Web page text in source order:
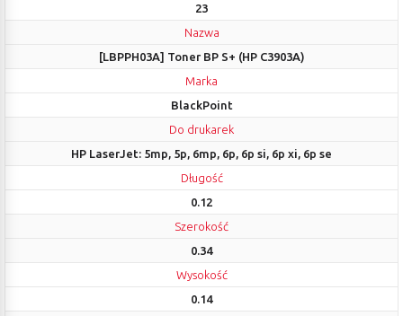
23
Nazwa
[LBPPH03A] Toner BP S+ (HP C3903A)
Marka
BlackPoint
Do drukarek
HP LaserJet: 5mp, 5p, 6mp, 6p, 6p si, 6p xi, 6p se
Długość
0.12
Szerokość
0.34
Wysokość
0.14